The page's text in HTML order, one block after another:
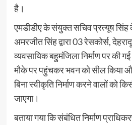
है।
एमडीडीए के संयुक्त सचिव प्रत्यूष सिंह के
अमरजीत सिंह द्वारा 03 रेसकोर्स,
व्यवसायिक बहुमंजिला निर्माण पर की
मौके पर पहुंचकर भवन को सील किया
बिना स्वीकृति निर्माण करने वालों को
जाएगा।
बताया गया कि संबंधित निर्माण